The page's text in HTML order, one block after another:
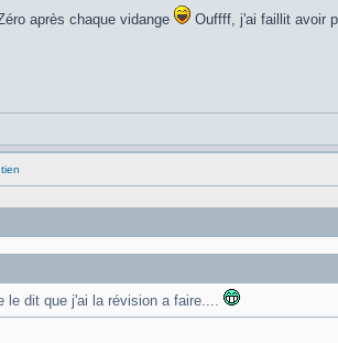
après chaque vidange Ouffff, j'ai faillit avoir
le dit que j'ai la révision a faire....